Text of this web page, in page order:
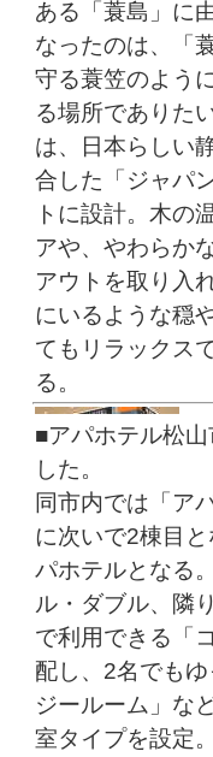
ある「蓑島」に
なったのは、「
守る蓑笠のよう
る場所でありた
は、日本らしい
合した「ジャパ
トに設計。木の
アや、やわらか
アウトを取り入
にいるような穏
てもリラックス
る。
■アパホテル松
した。
同市内では「ア
に次いで2棟目
パホテルとなる
ル・ダブル、隣
で利用できる「
配し、2名でも
ジールーム」な
室タイプを設定